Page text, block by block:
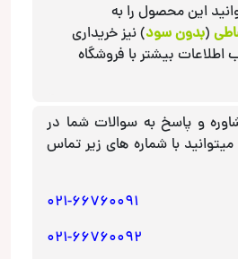
این محصول را به
(بدون سود) نیز خریداری
اطلاعات بیشتر با فروشگاه
و پاسخ به سوالات شما در
با شماره های زیر تماس
021-66760091
021-66760092